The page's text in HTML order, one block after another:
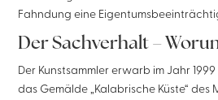
Fahndung eine
Der Sachverhalt –
Der Kunstsammler erwarb im Jahr
das Gemälde „Kalabrische Küste“ des